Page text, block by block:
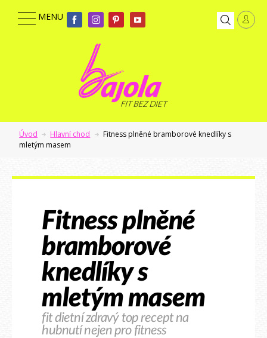
Úvod Hlavní chod
Fitness plněné bramborové knedlíky s
mletým masem
Fitness plněné
bramborové
knedlíky s
mletým masem
fit dietní zdravý top recept na
hubnutí nejen pro fitness